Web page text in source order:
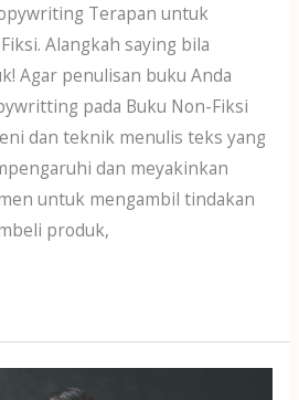
Terapan untuk
Alangkah saying bila
Agar penulisan buku Anda
pada Buku Non-Fiksi
dan teknik menulis teks yang
dan meyakinkan
untuk mengambil tindakan
produk,